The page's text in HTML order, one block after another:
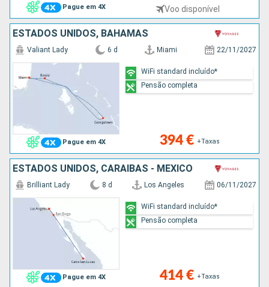
Pague em 4X Voo disponível
ESTADOS UNIDOS, BAHAMAS
Pague em 4X
Valiant Lady 6 d Miami 22/11/2027
394 € +Taxas
WiFi standard incluído*
Pensão completa
ESTADOS UNIDOS, CARAIBAS - MEXICO
Pague em 4X
Brilliant Lady 8 d Los Angeles 06/11/2027
414 € +Taxas
WiFi standard incluído*
Pensão completa